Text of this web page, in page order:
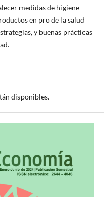
medidas de higiene
en pro de la salud
y buenas prácticas
disponibles.